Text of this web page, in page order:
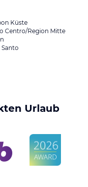
Küste
Centro/Region Mitte
Urlaub